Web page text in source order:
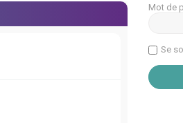
Mot de
Se